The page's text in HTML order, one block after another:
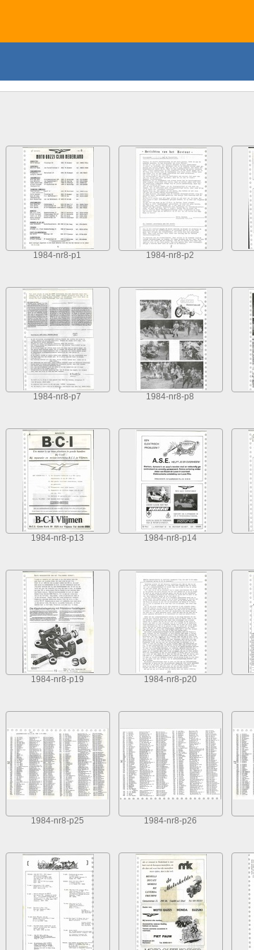
1984-nr8-p1 1984-nr8-p2
1984-nr8-p7 1984-nr8-p8
1984-nr8-p13 1984-nr8-p14
1984-nr8-p19 1984-nr8-p20
1984-nr8-p25 1984-nr8-p26